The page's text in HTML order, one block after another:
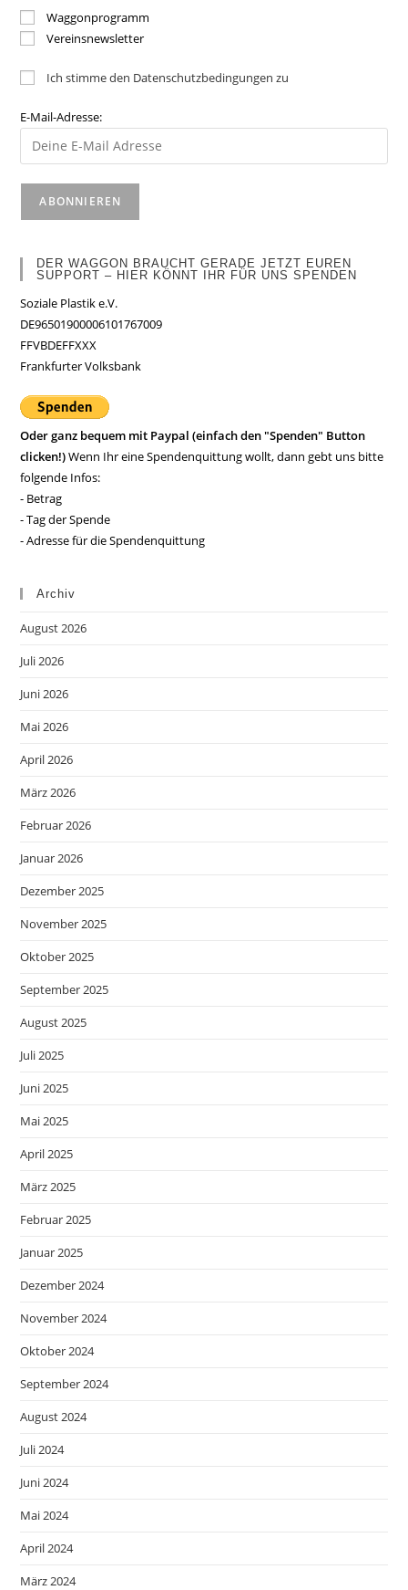
Waggonprogramm
Vereinsnewsletter
Ich stimme den Datenschutzbedingungen zu
E-Mail-Adresse:
DER WAGGON BRAUCHT GERADE JETZT EUREN
SUPPORT – HIER KÖNNT IHR FÜR UNS SPENDEN
Soziale Plastik e.V.
DE96501900006101767009
FFVBDEFFXXX
Frankfurter Volksbank
Oder ganz bequem mit Paypal (einfach den "Spenden" Button
clicken!)Wenn Ihr eine Spendenquittung wollt, dann gebt uns bitte
folgende Infos:
- Betrag
- Tag der Spende
- Adresse für die Spendenquittung
Archiv
August 2026
Juli 2026
Juni 2026
Mai 2026
April 2026
März 2026
Februar 2026
Januar 2026
Dezember 2025
November 2025
Oktober 2025
September 2025
August 2025
Juli 2025
Juni 2025
Mai 2025
April 2025
März 2025
Februar 2025
Januar 2025
Dezember 2024
November 2024
Oktober 2024
September 2024
August 2024
Juli 2024
Juni 2024
Mai 2024
April 2024
März 2024